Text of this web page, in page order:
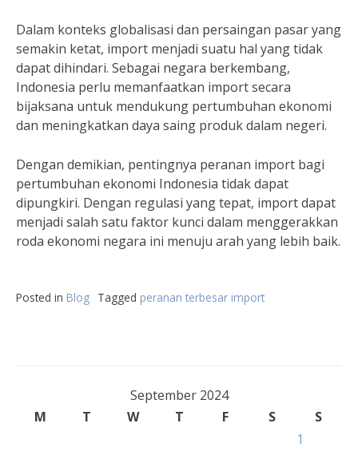
Dalam konteks globalisasi dan persaingan pasar yang
semakin ketat, import menjadi suatu hal yang tidak
dapat dihindari. Sebagai negara berkembang,
Indonesia perlu memanfaatkan import secara
bijaksana untuk mendukung pertumbuhan ekonomi
dan meningkatkan daya saing produk dalam negeri.
Dengan demikian, pentingnya peranan import bagi
pertumbuhan ekonomi Indonesia tidak dapat
dipungkiri. Dengan regulasi yang tepat, import dapat
menjadi salah satu faktor kunci dalam menggerakkan
roda ekonomi negara ini menuju arah yang lebih baik.
Posted in Blog Tagged peranan terbesar import
September 2024
M
T W T F S
S
1